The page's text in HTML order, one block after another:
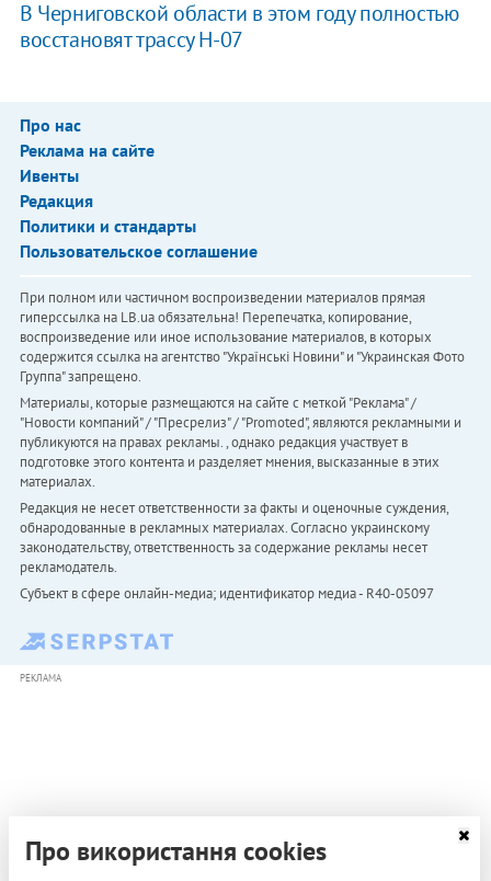
В Черниговской области в этом году полностью
восстановят трассу Н-07
Про нас
Реклама на сайте
Ивенты
Редакция
Политики и стандарты
Пользовательское соглашение
При полном или частичном воспроизведении материалов прямая
гиперссылка на LB.ua обязательна! Перепечатка, копирование,
воспроизведение или иное использование материалов, в которых
содержится ссылка на агентство "Українськi Новини" и "Украинская Фото
Группа" запрещено.
Материалы, которые размещаются на сайте с меткой "Реклама" /
"Новости компаний" / "Пресрелиз" / "Promoted", являются рекламными и
публикуются на правах рекламы. , однако редакция участвует в
подготовке этого контента и разделяет мнения, высказанные в этих
материалах.
Редакция не несет ответственности за факты и оценочные суждения,
обнародованные в рекламных материалах. Согласно украинскому
законодательству, ответственность за содержание рекламы несет
рекламодатель.
Субъект в сфере онлайн-медиа; идентификатор медиа - R40-05097
РЕКЛАМА
Про використання cookies